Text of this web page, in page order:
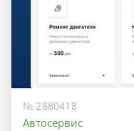
№ 2880418
Автосервис